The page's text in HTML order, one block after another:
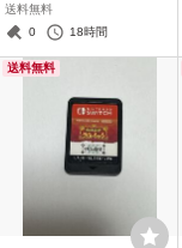
送料無料
0
18時間
送料無料